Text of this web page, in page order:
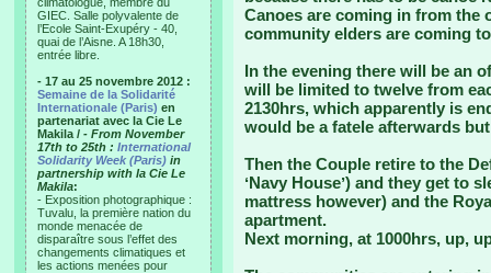
GIEC. Salle polyvalente de
l’Ecole Saint-Exupéry - 40,
quai de l’Aisne. A 18h30,
entrée libre.
- 17 au 25 novembre 2012 :
Semaine de la Solidarité
Internationale (Paris) en
partenariat avec la Cie Le
Makila / - From November
17th to 25th : International
Solidarity Week (Paris) in
partnership with la Cie Le
Makila:
- Exposition photographique :
Tuvalu, la première nation du
monde menacée de
disparaître sous l’effet des
changements climatiques et
les actions menées pour
Canoes are coming in from the
community elders are coming
In the evening there will be an
will be limited to twelve from
2130hrs, which apparently is
would be a fatele afterwards
Then the Couple retire to the
ʻNavy Houseʼ) and they get to
mattress however) and the
apartment.
Next morning, at 1000hrs, up,